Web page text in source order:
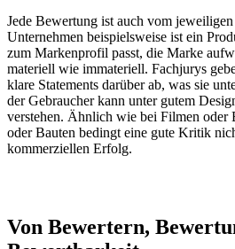
Jede Bewertung ist auch vom
Unternehmen beispielsweise ist ein
zum Markenprofil passt, die Marke
materiell wie immateriell. Fachjurys
klare Statements darüber ab, was sie
der Gebraucher kann unter gutem
verstehen. Ähnlich wie bei Filmen oder
oder Bauten bedingt eine gute Kritik
kommerziellen Erfolg.
Von Bewertern,